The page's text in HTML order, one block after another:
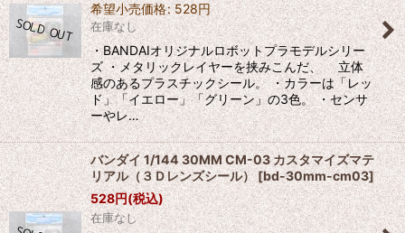
希望小売価格: 528円
在庫なし
・BANDAIオリジナルロボットプラモデルシリー
ズ ・メタリックレイヤーを挟みこんだ、 立体
感のあるプラスチックシール。 ・カラーは「レッ
ド」「イエロー」「グリーン」の3色。 ・センサ
ーやレ…
バンダイ 1/144 30MM CM-03 カスタマイズマテ
リアル（３Ｄレンズシール）[bd-30mm-cm03]
528円(税込)
在庫なし